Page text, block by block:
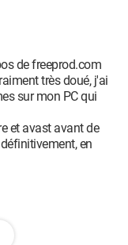
de freeprod.com
très doué, j'ai
sur mon PC qui
et avast avant de
en